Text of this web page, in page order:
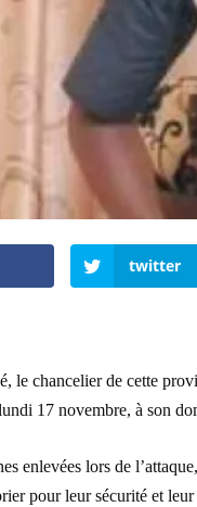
twitter
le chancelier de cette
17 novembre, à son
enlevées lors de
pour leur sécurité et